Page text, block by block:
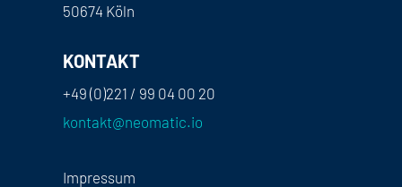
50674 Köln
KONTAKT
+49 (0)221 / 99 04 00 20
kontakt@neomatic.io
Impressum